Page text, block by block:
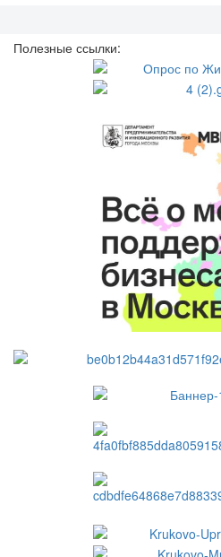
Полезные ссылки: